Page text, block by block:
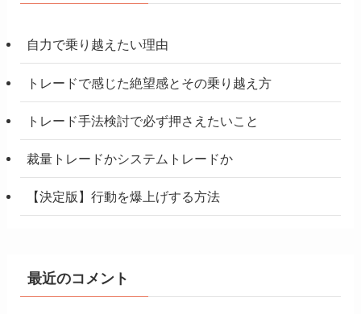
自力で乗り越えたい理由
トレードで感じた絶望感とその乗り越え方
トレード手法検討で必ず押さえたいこと
裁量トレードかシステムトレードか
【決定版】行動を爆上げする方法
最近のコメント